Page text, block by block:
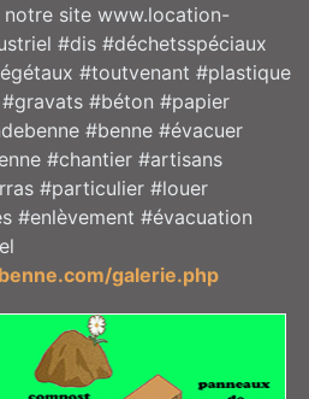
site www.location-
#dis #déchetsspéciaux
#toutvenant #plastique
#béton #papier
#benne #évacuer
#chantier #artisans
#particulier #louer
#enlèvement #évacuation
galerie.php